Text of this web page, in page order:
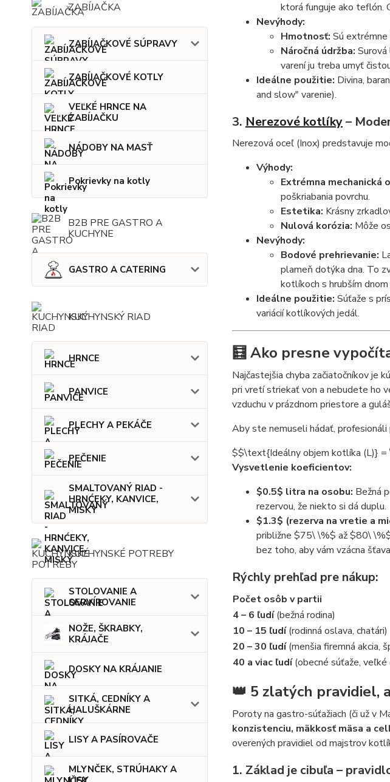
ZABÍJAČKA
ZABÍJAČKOVÉ SÚPRAVY
ZABÍJAČKOVÉ KOTLY
VEĽKÉ HRNCE NA
ZABÍJAČKU
NÁDOBY NA MASŤ
Pokrievky na kotly
B2B PRE GASTRO A
KUCHYNE
GASTRO A CATERING
KUCHYNSKÝ RIAD
HRNCE
PANVICE
PLECHY A PEKÁČE
PEČENIE
SMALTOVANÝ RIAD -
HRNĆEKY, KANVICE,
MISKY
KUCHYNSKÉ POTREBY
STOLOVANIE A
SERVÍROVANIE
NOŽE, ŠKRABKY,
KRÁJAČE
DOSKY NA KRÁJANIE
SITKÁ, CEDNÍKY A
HALUŠKÁRNE
LISY A PASÍROVAČE
MLYNČEK, STRÚHAKY A
ktorá funguje ako teflón.
Nevýhody:
Hmotnosť: Sú
Náročná údržba:
varení ju treba umyť
Ideálne použitie: Divina,
and slow" varenie).
3. Nerezové kotlíky–
Nerezová oceľ (Inox) predstavuje
Výhody:
Extrémna mechanická
poškriabania povrchu.
Estetika: Krásny
Nulová korózia: Môže
Nevýhody:
Bodové prehrievanie:
plameň dotýka dna. To
kotlíkoch s hrubším
Ideálne použitie: Súťaže s
variácií kotlíkových jedál.
🧮 Ako presne
Najčastejšia chyba začiatočníkov je
pri vretí striekať von a nebudete ho
vzduchu v prázdnom priestore a
Aby ste nemuseli hádať,
$$\text{Ideálny objem kotlíka (L)}
Vysvetlenie koeficientov:
$0.5$ litra na osobu: Bežná
rezervou, že niekto si dá duplu.
$1.3$ (rezerva na vretie a
približne $75\ \%$ až$80\
bez toho, aby vám vzácna
Rýchly prehľad pre nákup:
Počet osôb v partii
4 – 6 ľudí(bežná rodina)
10 – 15 ľudí(rodinná oslava, chatári)
20 – 30 ľudí(menšia firemná akcia,
40 a viac ľudí(obecné súťaže, veľké
👑 5 zlatých pravidiel,
Poroty na gastro-súťažiach (či už v
konzistenciu, mäkkosť mäsa a
overených pravidiel od majstrov
1. Základ je cibuľa –